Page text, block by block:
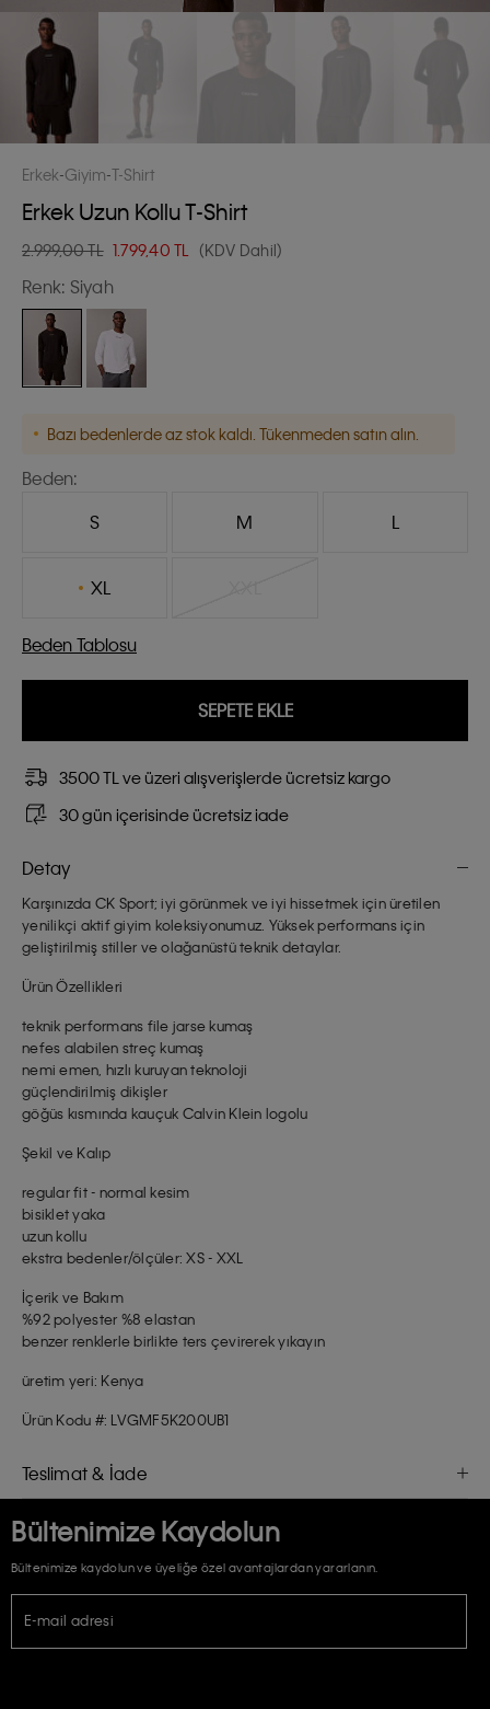
Erkek Giyim T-Shirt
Erkek Uzun Kollu T-Shirt
2.999,00 TL 1.799,40 TL (KDV Dahil)
Renk: Siyah
Bazı bedenlerde az stok kaldı. Tükenmeden satın alın.
Beden:
S
M L
XL
Beden Tablosu
SEPETE EKLE
3500 TL ve üzeri alışverişlerde ücretsiz kargo
30 gün içerisinde ücretsiz iade
Detay
Karşınızda CK Sport; iyi görünmek ve iyi hissetmek için üretilen
yenilikçi aktif giyim koleksiyonumuz. Yüksek performans için
geliştirilmiş stiller ve olağanüstü teknik detaylar.
Ürün Özellikleri
teknik performans file jarse kumaş
nefes alabilen streç kumaş
nemi emen, hızlı kuruyan teknoloji
güçlendirilmiş dikişler
göğüs kısmında kauçuk Calvin Klein logolu
Şekil ve Kalıp
regular fit - normal kesim
bisiklet yaka
uzun kollu
ekstra bedenler/ölçüler: XS - XXL
İçerik ve Bakım
%92 polyester %8 elastan
benzer renklerle birlikte ters çevirerek yıkayın
üretim yeri: Kenya
Ürün Kodu #: LVGMF5K200UB1
Teslimat & İade
Bültenimize Kaydolun
Bültenimize kaydolun ve üyeliğe özel avantajlardan yararlanın.
E-mail adresi